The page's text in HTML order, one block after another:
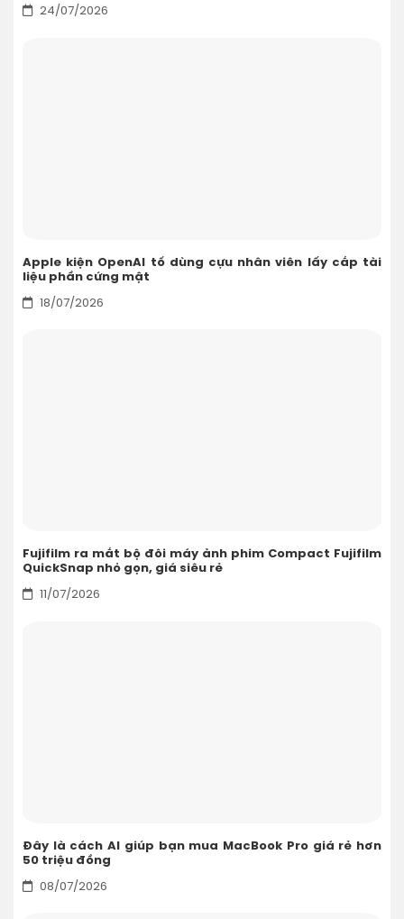
24/07/2026
Apple kiện OpenAI tố dùng cựu nhân viên lấy cắp tài
liệu phần cứng mật
18/07/2026
Fujifilm ra mắt bộ đôi máy ảnh phim Compact Fujifilm
QuickSnap nhỏ gọn, giá siêu rẻ
11/07/2026
Đây là cách AI giúp bạn mua MacBook Pro giá rẻ hơn
50 triệu đồng
08/07/2026